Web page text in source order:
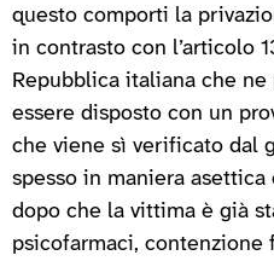
questo comporti la
in contrasto con l’articolo
Repubblica italiana che
essere disposto con un
che viene sì verificato dal
spesso in maniera
dopo che la vittima è già
psicofarmaci,